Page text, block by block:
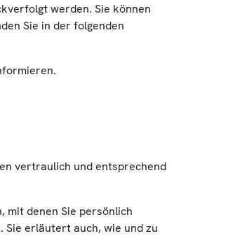
werden. Sie können
Sie in der folgenden
vertraulich und entsprechend
mit denen Sie persönlich
erläutert auch, wie und zu